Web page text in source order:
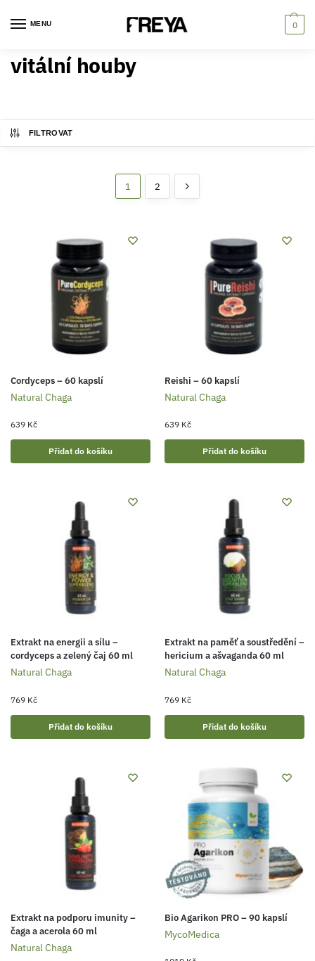
MENU 0
vitální houby
FILTROVAT
1 2
Cordyceps – 60 kapslí
Natural Chaga
639 Kč
Přidat do košíku
Reishi – 60 kapslí
Natural Chaga
639 Kč
Přidat do košíku
Extrakt na energii a sílu –
cordyceps a zelený čaj 60 ml
Natural Chaga
769 Kč
Přidat do košíku
Extrakt na paměť a soustředění –
hericium a ašvaganda 60 ml
Natural Chaga
769 Kč
Přidat do košíku
Extrakt na podporu imunity –
čaga a acerola 60 ml
Natural Chaga
Bio Agarikon PRO – 90 kapslí
MycoMedica